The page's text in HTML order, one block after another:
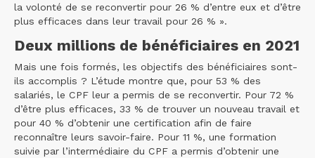
la volonté de se reconvertir pour 26 % d’entre eux et d’être
plus efficaces dans leur travail pour 26 % ».
Deux millions de bénéficiaires en 2021
Mais une fois formés, les objectifs des bénéficiaires sont-
ils accomplis ? L’étude montre que, pour 53 % des
salariés, le CPF leur a permis de se reconvertir. Pour 72 %
d’être plus efficaces, 33 % de trouver un nouveau travail et
pour 40 % d’obtenir une certification afin de faire
reconnaître leurs savoir-faire. Pour 11 %, une formation
suivie par l’intermédiaire du CPF a permis d’obtenir une